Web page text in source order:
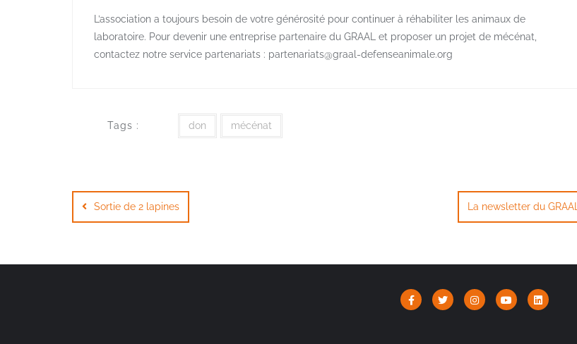
L’association a toujours besoin de votre générosité pour continuer à réhabiliter les animaux de
laboratoire. Pour devenir une entreprise partenaire du GRAAL et proposer un projet de mécénat,
contactez notre service partenariats : partenariats@graal-defenseanimale.org
Tags : don mécénat
deSortie de 2 lapines La newsletter du GRAAL